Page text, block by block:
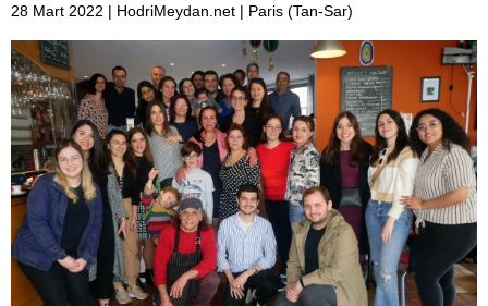
28 Mart 2022 | HodriMeydan.net | Paris (Tan-Sar)